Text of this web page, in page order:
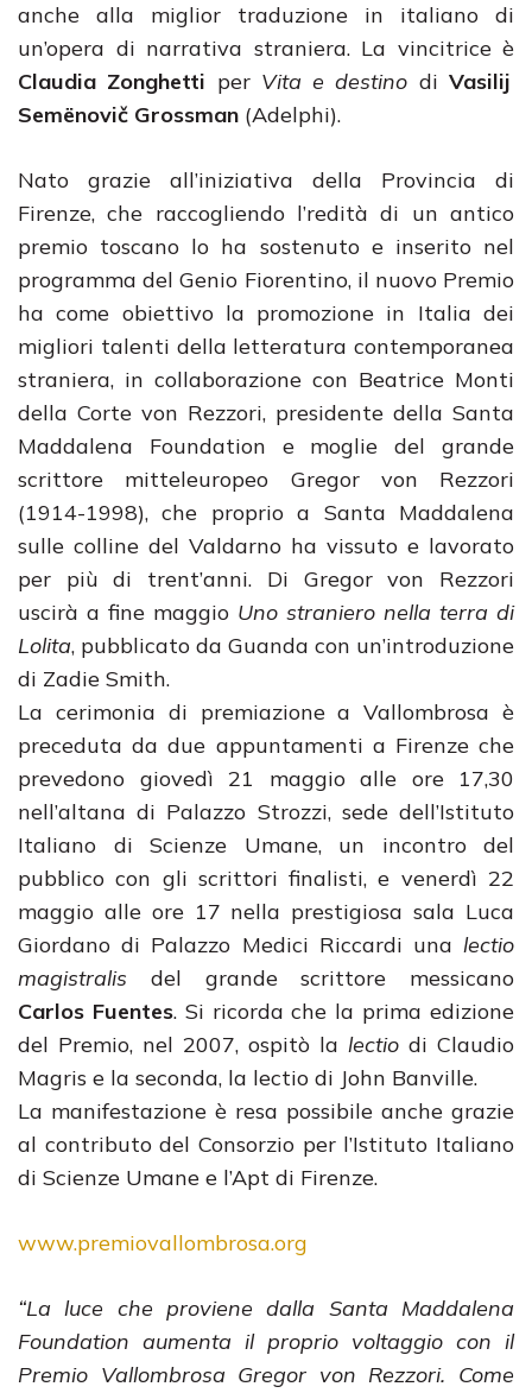
anche alla miglior traduzione in italiano di
un’opera di narrativa straniera. La vincitrice è
Claudia Zonghetti per Vita e destino di Vasilij
Semënovič Grossman (Adelphi).
Nato grazie all’iniziativa della Provincia di
Firenze, che raccogliendo l’redità di un antico
premio toscano lo ha sostenuto e inserito nel
programma del Genio Fiorentino, il nuovo Premio
ha come obiettivo la promozione in Italia dei
migliori talenti della letteratura contemporanea
straniera, in collaborazione con Beatrice Monti
della Corte von Rezzori, presidente della Santa
Maddalena Foundation e moglie del grande
scrittore mitteleuropeo Gregor von Rezzori
(1914-1998), che proprio a Santa Maddalena
sulle colline del Valdarno ha vissuto e lavorato
per più di trent’anni. Di Gregor von Rezzori
uscirà a fine maggio Uno straniero nella terra di
Lolita, pubblicato da Guanda con un’introduzione
di Zadie Smith.
La cerimonia di premiazione a Vallombrosa è
preceduta da due appuntamenti a Firenze che
prevedono giovedì 21 maggio alle ore 17,30
nell’altana di Palazzo Strozzi, sede dell’Istituto
Italiano di Scienze Umane, un incontro del
pubblico con gli scrittori finalisti, e venerdì 22
maggio alle ore 17 nella prestigiosa sala Luca
Giordano di Palazzo Medici Riccardi una lectio
magistralis del grande scrittore messicano
Carlos Fuentes. Si ricorda che la prima edizione
del Premio, nel 2007, ospitò la lectio di Claudio
Magris e la seconda, la lectio di John Banville.
La manifestazione è resa possibile anche grazie
al contributo del Consorzio per l’Istituto Italiano
di Scienze Umane e l’Apt di Firenze.
www.premiovallombrosa.org
“La luce che proviene dalla Santa Maddalena
Foundation aumenta il proprio voltaggio con il
Premio Vallombrosa Gregor von Rezzori. Come